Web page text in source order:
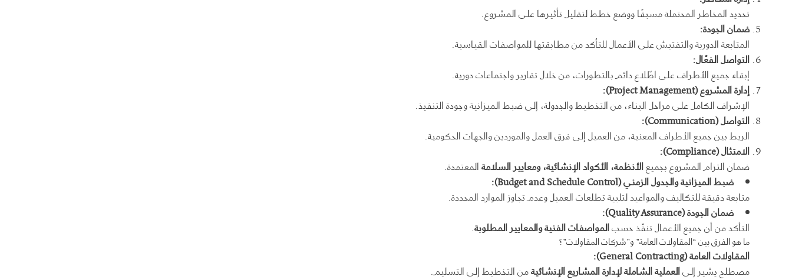
تحديد المخاطر المحتملة مسبقًا ووضع خطط لتقليل تأثيرها على المشروع.
ضمان الجودة:
المتابعة الدورية والتفتيش على الأعمال للتأكد من مطابقتها للمواصفات القياسية.
التواصل الفعّال:
إبقاء جميع الأطراف على اطّلاع دائم بالتطورات، من خلال تقارير واجتماعات دورية.
إدارة المشروع(Project Management):
الإشراف الكامل على مراحل البناء، من التخطيط والجدولة، إلى ضبط الميزانية وجودة التنفيذ.
التواصل(Communication):
الربط بين جميع الأطراف المعنية، من العميل إلى فرق العمل والموردين والجهات الحكومية.
الامتثال(Compliance):
ضمان التزام المشروع بجميعالأنظمة، الأكواد الإنشائية، ومعايير السلامةالمعتمدة.
ضبط الميزانية والجدول الزمني(Budget and Schedule Control):
متابعة دقيقة للتكاليف والمواعيد لتلبية تطلعات العميل وعدم تجاوز الموارد المحددة.
ضمان الجودة(Quality Assurance):
التأكد من أن جميع الأعمال تنفّذ حسبالمواصفات الفنية والمعايير المطلوبة.
ما هو الفرق بين “المقاولات العامة” و”شركات المقاولات”؟
المقاولات العامة(General Contracting):
مصطلح يشير إلىالعملية الشاملة لإدارة المشاريع الإنشائيةمن التخطيط إلى التسليم.